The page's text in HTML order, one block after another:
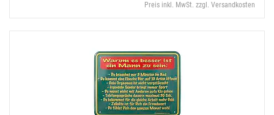
Preis inkl. MwSt. zzgl. Versandkosten